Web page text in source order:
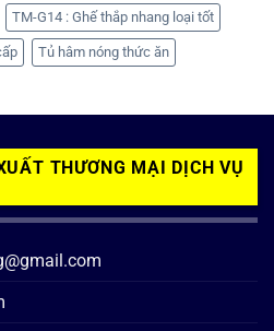
TM-G14 : Ghế thắp nhang loại tốt
Tủ hâm nóng thức ăn
THƯƠNG MẠI DỊCH VỤ